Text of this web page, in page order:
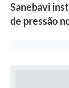
CONTATOS
Sanebavi
de pressão